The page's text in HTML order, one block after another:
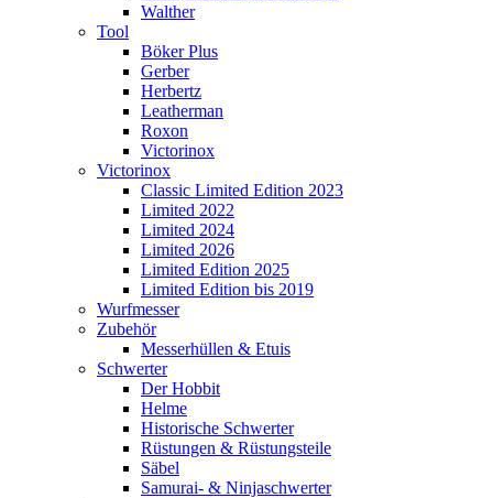
Walther
Tool
Böker Plus
Gerber
Herbertz
Leatherman
Roxon
Victorinox
Victorinox
Classic Limited Edition 2023
Limited 2022
Limited 2024
Limited 2026
Limited Edition 2025
Limited Edition bis 2019
Wurfmesser
Zubehör
Messerhüllen & Etuis
Schwerter
Der Hobbit
Helme
Historische Schwerter
Rüstungen & Rüstungsteile
Säbel
Samurai- & Ninjaschwerter